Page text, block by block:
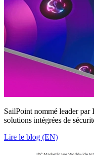
SailPoint nommé leader par
solutions intégrées de
Lire le blog (EN)